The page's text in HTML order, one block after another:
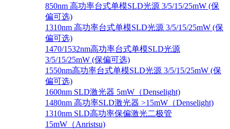
850nm 高功率台式单模SLD光源 3/5/15/25mW (保
偏可选)
1310nm 高功率台式单模SLD光源 3/5/15/25mW (保
偏可选)
1470/1532nm高功率台式单模SLD光源
3/5/15/25mW (保偏可选)
1550nm高功率台式单模SLD光源 3/5/15/25mW (保
偏可选)
1600nm SLD激光器 5mW（Denselight)
1480nm 高功率SLD激光器 >15mW（Denselight)
1310nm SLD高功率保偏激光二极管
15mW（Anristsu)